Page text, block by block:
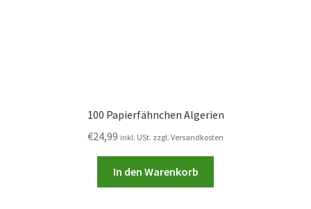
100 Papierfähnchen Algerien
€24,99 inkl. USt. zzgl. Versandkosten
In den Warenkorb